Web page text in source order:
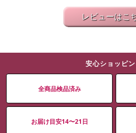
レビューはこ
安心ショッピ
全商品検品済み
お届け目安14〜21日